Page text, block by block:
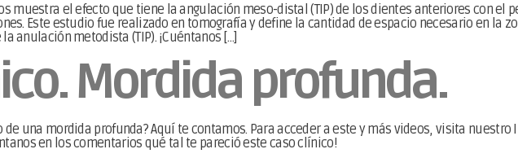
muestra el efecto que tiene la angulación meso-distal (TIP) de los dientes anteriores con el
Este estudio fue realizado en tomografía y define la cantidad de espacio necesario en la
anulación metodista (TIP). ¡Cuéntanos […]
Mordida profunda.
una mordida profunda? Aquí te contamos. Para acceder a este y más videos, visita nuestro
en los comentarios qué tal te pareció este caso clínico!